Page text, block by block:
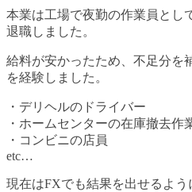
本業は工場で夜勤の作業員とし
退職しました。
給料が安かったため、不足分を
を経験しました。
・デリヘルのドライバー
・ホームセンターの在庫撤去作
・コンビニの店員
etc…
現在はFXでも結果を出せるよ